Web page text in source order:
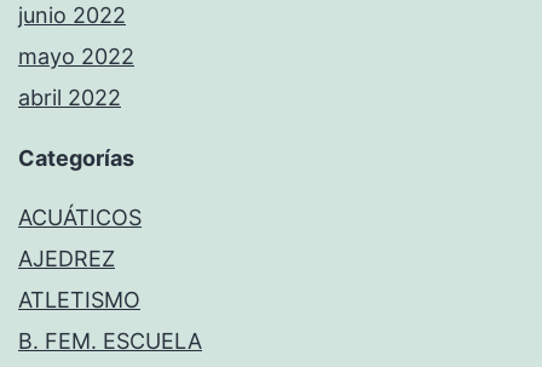
junio 2022
mayo 2022
abril 2022
Categorías
ACUÁTICOS
AJEDREZ
ATLETISMO
B. FEM. ESCUELA